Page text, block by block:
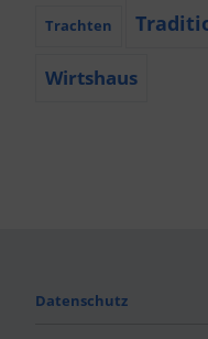
Trachten
Wirtshaus
Datenschutz